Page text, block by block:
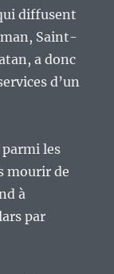
diffusent
Saint-
a donc
d’un
les
mourir de
à
par